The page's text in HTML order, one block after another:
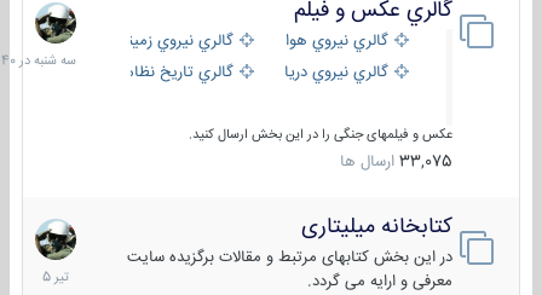
گالري عكس و فيلم
گالري نيروي هوايي
گالري نيروي زميني
گالري نيروي دريايي
گالري تاریخ نظامی
عکس و فیلمهای جنگی را در این بخش ارسال کنید.
33,075 ارسال ها
سه
شنبه
در
کتابخانه میلیتاری
در این بخش کتابهای مرتبط و مقالات برگزیده سایت
معرفی و ارایه می گردد.
16
تیر
1405